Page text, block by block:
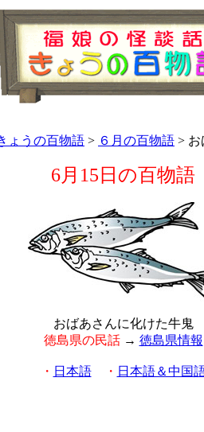
ょうの百物語 > ６月の百物語 > お
6月15日の百物語
おばあさんに化けた牛鬼
徳島県の民話→ 徳島県情報
・ 日本語・ 日本語＆中国